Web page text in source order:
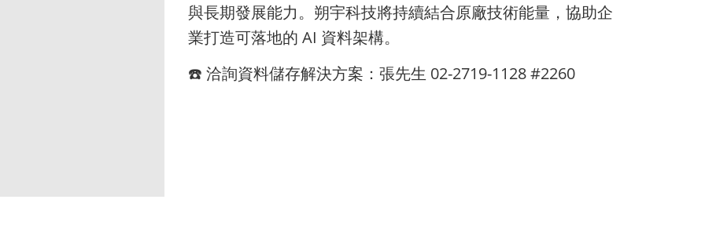
與長期發展能力。朔宇科技將持續結合原廠技術能量，協助企
業打造可落地的 AI 資料架構。
☎️ 洽詢資料儲存解決方案：張先生 02-2719-1128 #2260